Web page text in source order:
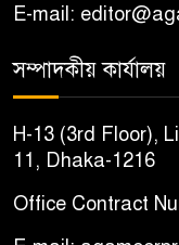
E-mail:
সম্পাদকীয় কার্যালয়
H-13 (3rd Floor),
11, Dhaka-1216
Office Contract